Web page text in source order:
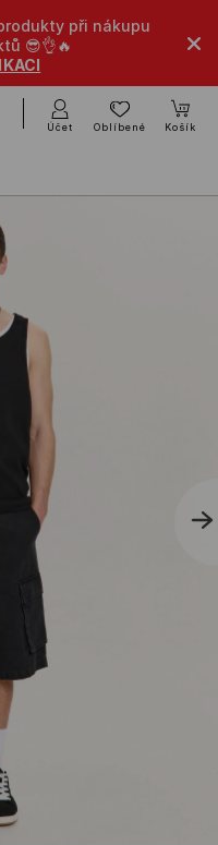
při nákupu
😎👌🔥
Účet Oblíbené Košík